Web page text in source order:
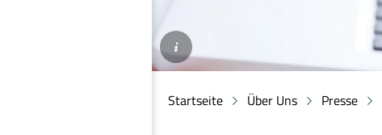
©AdobeStock/ARMMYPICCA
Startseite Über Uns Presse